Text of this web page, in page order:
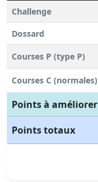
Challenge
Dossard
Courses P (type P)
Courses C (normales)
Points à améliorer
Points totaux